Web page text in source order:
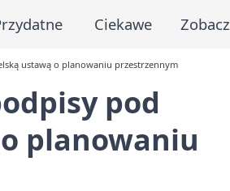
Ciekawe Zobacz
ustawą o planowaniu przestrzennym
pod
planowaniu